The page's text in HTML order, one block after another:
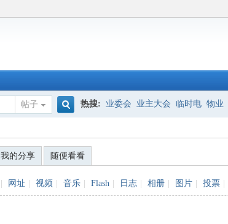
帖子 热搜: 业委会 业主大会 临时电 物业
我的分享 随便看看
网址 视频 音乐 Flash 日志 相册 图片 投票